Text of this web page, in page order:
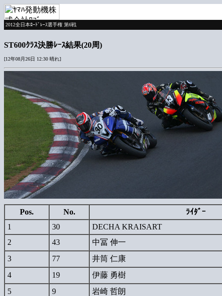
2012全日本ﾛｰﾄﾞﾚｰｽ選手権 第6戦
ST600ｸﾗｽ決勝ﾚｰｽ結果(20周)
[12年08月26日 12:30 晴れ]
Pos. No.
ﾗｲﾀﾞｰ
1
30
DECHA KRAISART
2
43
中冨 伸一
3
77
井筒 仁康
4
19
伊藤 勇樹
5
9
岩崎 哲朗